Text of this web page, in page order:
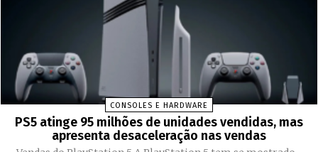
CONSOLES E HARDWARE
PS5 atinge 95 milhões de unidades vendidas, mas
apresenta desaceleração nas vendas